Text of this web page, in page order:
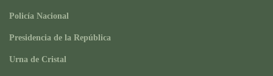
Policía Nacional
Presidencia de la República
Urna de Cristal